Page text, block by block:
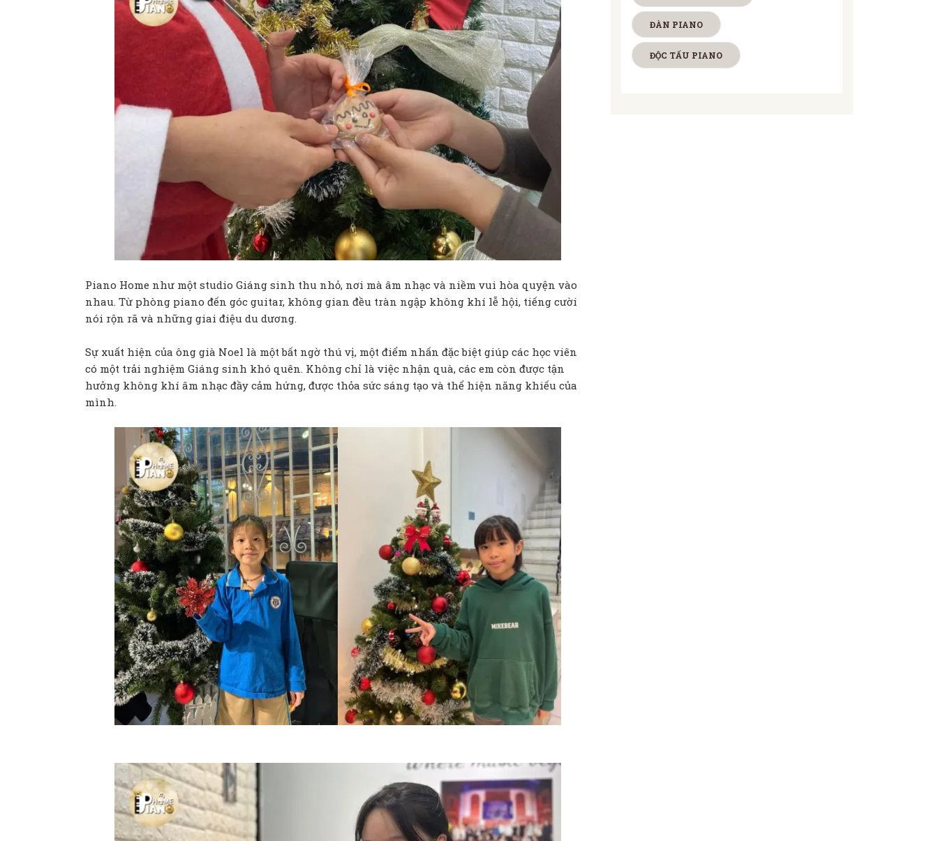
Piano Home như một studio Giáng sinh thu nhỏ, nơi mà âm nhạc và niềm vui hòa quyện vào
nhau. Từ phòng piano đến góc guitar, không gian đều tràn ngập không khí lễ hội, tiếng cười
nói rộn rã và những giai điệu du dương.
Sự xuất hiện của ông già Noel là một bất ngờ thú vị, một điểm nhấn đặc biệt giúp các học viên
có một trải nghiệm Giáng sinh khó quên. Không chỉ là việc nhận quà, các em còn được tận
hưởng không khí âm nhạc đầy cảm hứng, được thỏa sức sáng tạo và thể hiện năng khiếu của
mình.
ĐÀN PIANO
ĐỘC TẤU PIANO